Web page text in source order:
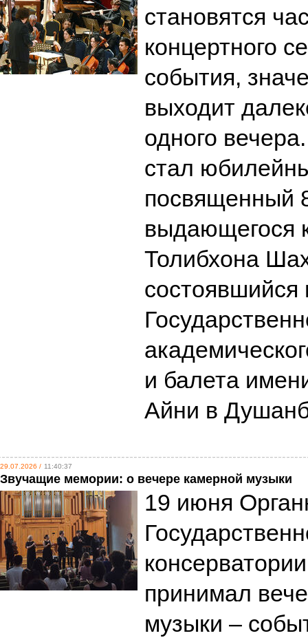
становятся
концертного
события,
выходит
одного
стал
посвященный
выдающегося
Толибхона
состоявшийся
и балета
Айни в
29.07.2026 / 11:40:37
Звучащие мемории: о вечере камерной музыки
19 июня
принимал
музыки –